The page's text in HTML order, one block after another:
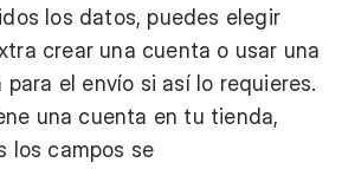
los datos, puedes elegir
crear una cuenta o usar una
el envío si así lo requieres.
una cuenta en tu tienda,
los campos se